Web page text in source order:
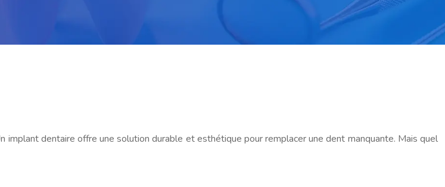
implant dentaire offre une solution durable et esthétique pour remplacer une dent manquante. Mais quel